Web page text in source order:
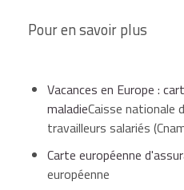
formulairecerfa
sécurité sociale
pays du séjour.
Attention
Pour en savoir plus
Vacances en Europe :
maladieCaisse nationale
travailleurs salariés
Carte européenne
européenne